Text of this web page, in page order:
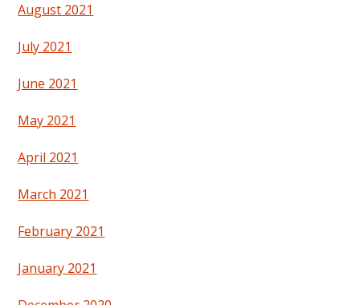
August 2021
July 2021
June 2021
May 2021
April 2021
March 2021
February 2021
January 2021